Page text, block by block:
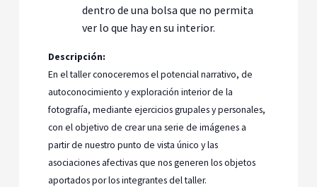
dentro de una bolsa que no permita
ver lo que hay en su interior.
Descripción:
En el taller conoceremos el potencial narrativo, de
autoconocimiento y exploración interior de la
fotografía, mediante ejercicios grupales y personales,
con el objetivo de crear una serie de imágenes a
partir de nuestro punto de vista único y las
asociaciones afectivas que nos generen los objetos
aportados por los integrantes del taller.